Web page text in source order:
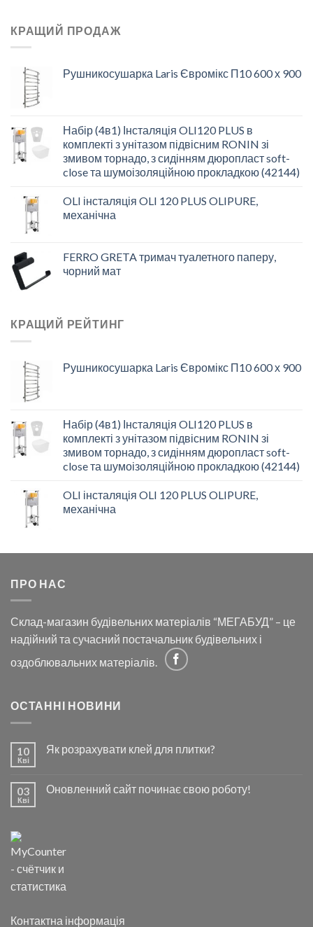
КРАЩИЙ ПРОДАЖ
Рушникосушарка Laris Євромікс П10 600 х 900
Набір (4в1) Інсталяція OLI120 PLUS в
комплекті з унітазом підвісним RONIN зі
змивом торнадо, з сидінням дюропласт soft-
close та шумоізоляційною прокладкою (42144)
OLI інсталяція OLI 120 PLUS OLIPURE,
механічна
FERRO GRETA тримач туалетного паперу,
чорний мат
КРАЩИЙ РЕЙТИНГ
Рушникосушарка Laris Євромікс П10 600 х 900
Набір (4в1) Інсталяція OLI120 PLUS в
комплекті з унітазом підвісним RONIN зі
змивом торнадо, з сидінням дюропласт soft-
close та шумоізоляційною прокладкою (42144)
OLI інсталяція OLI 120 PLUS OLIPURE,
механічна
ПРО НАС
Склад-магазин будівельних матеріалів “МЕГАБУД” – це
надійний та сучасний постачальник будівельних і
оздоблювальних матеріалів.
ОСТАННІ НОВИНИ
10
Кві
Як розрахувати клей для плитки?
03
Кві
Оновленний сайт починає свою роботу!
Контактна інформація